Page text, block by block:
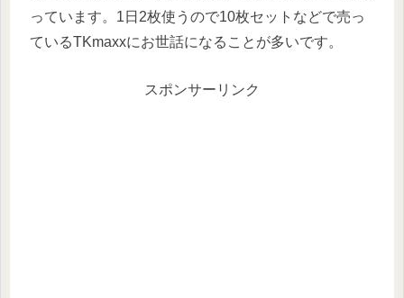
っています。1日2枚使うので10枚セットなどで売っ
ているTKmaxxにお世話になることが多いです。
スポンサーリンク